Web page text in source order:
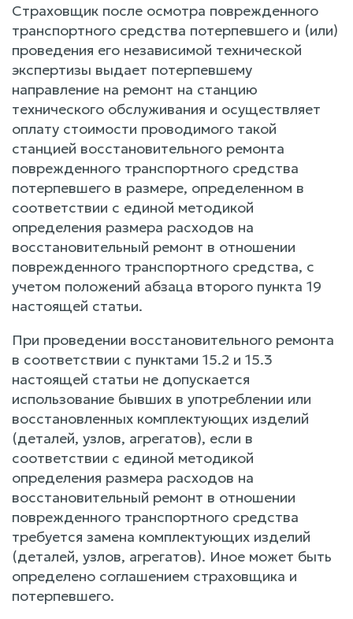
Страховщик после осмотра поврежденного
транспортного средства потерпевшего и (или)
проведения его независимой технической
экспертизы выдает потерпевшему
направление на ремонт на станцию
технического обслуживания и осуществляет
оплату стоимости проводимого такой
станцией восстановительного ремонта
поврежденного транспортного средства
потерпевшего в размере, определенном в
соответствии с единой методикой
определения размера расходов на
восстановительный ремонт в отношении
поврежденного транспортного средства, с
учетом положений абзаца второго пункта 19
настоящей статьи.
При проведении восстановительного ремонта
в соответствии с пунктами 15.2 и 15.3
настоящей статьи не допускается
использование бывших в употреблении или
восстановленных комплектующих изделий
(деталей, узлов, агрегатов), если в
соответствии с единой методикой
определения размера расходов на
восстановительный ремонт в отношении
поврежденного транспортного средства
требуется замена комплектующих изделий
(деталей, узлов, агрегатов). Иное может быть
определено соглашением страховщика и
потерпевшего.